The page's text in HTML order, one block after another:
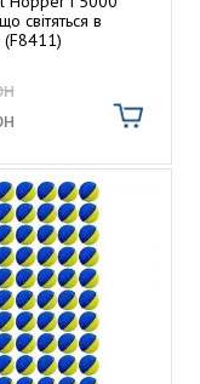
світяться в
(F8411)